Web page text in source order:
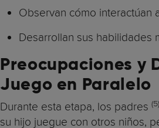
Observan cómo interactúan
Desarrollan sus habilidades
Preocupaciones y
Juego en Paralelo
Durante esta etapa, los padres (5)
su hijo juegue con otros niños,